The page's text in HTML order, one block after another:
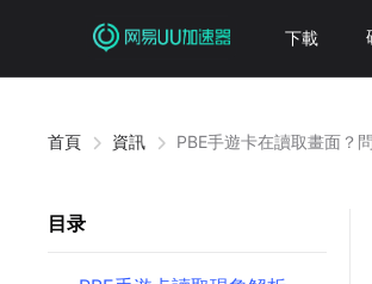
下載
首頁 資訊 PBE手遊卡在讀取畫面？
目录